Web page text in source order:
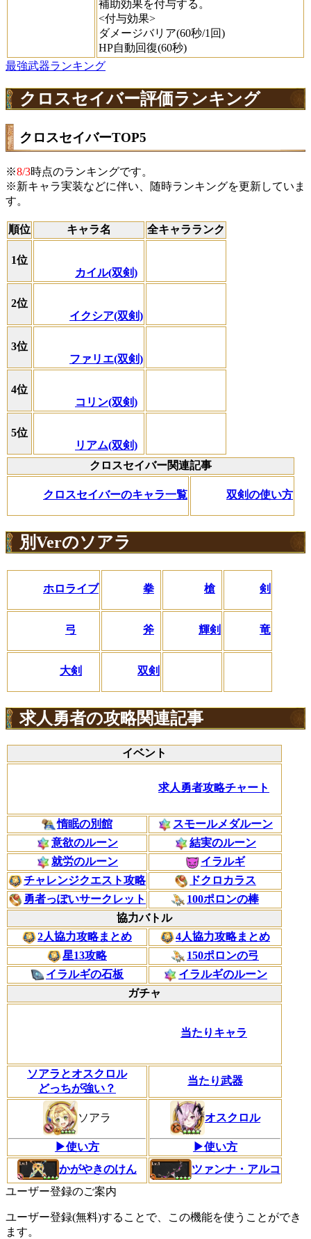
補助効果を付与する。
<付与効果>
ダメージバリア(60秒/1回)
HP自動回復(60秒)
最強武器ランキング
クロスセイバー評価ランキング
クロスセイバーTOP5
※8/3時点のランキングです。
※新キャラ実装などに伴い、随時ランキングを更新していま
す。
順位 キャラ名 全キャラランク
1位
カイル(双剣)
2位
イクシア(双剣)
3位
ファリエ(双剣)
4位
コリン(双剣)
5位
リアム(双剣)
クロスセイバー関連記事
クロスセイバーのキャラ一覧 双剣の使い方
別Verのソアラ
ホロライブ 拳 槍 剣
弓 斧 輝剣 竜
大剣 双剣
求人勇者の攻略関連記事
イベント
求人勇者攻略チャート
惰眠の別館
スモールメダルーン
意欲のルーン
結実のルーン
就労のルーン
イラルギ
チャレンジクエスト攻略
ドクロカラス
勇者っぽいサークレット
100ポロンの棒
協力バトル
2人協力攻略まとめ
4人協力攻略まとめ
星13攻略
150ポロンの弓
イラルギの石板
イラルギのルーン
ガチャ
当たりキャラ
ソアラとオスクロル
どっちが強い？
当たり武器
ソアラ
▶使い方
オスクロル
▶使い方
かがやきのけん
ツァンナ・アルコ
ユーザー登録のご案内
ユーザー登録(無料)することで、この機能を使うことができ
ます。